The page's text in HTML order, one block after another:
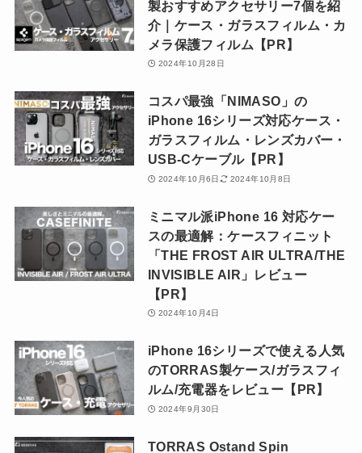
製おすすめアクセサリー7個を紹
介｜ケース・ガラスフィルム・カ
メラ保護フィルム【PR】
2024年10月28日
コスパ最強「NIMASO」の
iPhone 16シリーズ対応ケース・
ガラスフィルム・レンズカバー・
USB-Cケーブル【PR】
2024年10月6日 2024年10月8日
ミニマル派iPhone 16 対応ケー
スの最適解：ケースフィニット
「THE FROST AIR ULTRA/THE
INVISIBLE AIR」レビュー
【PR】
2024年10月4日
iPhone 16シリーズで使える人気
のTORRAS製ケース/ガラスフィ
ルム/充電器をレビュー【PR】
2024年9月30日
TORRAS Ostand Spin